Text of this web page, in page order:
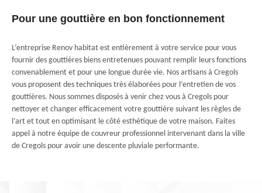
Pour une gouttière en bon fonctionnement
L’entreprise Renov habitat est entièrement à votre service pour vous
fournir des gouttières biens entretenues pouvant remplir leurs fonctions
convenablement et pour une longue durée vie. Nos artisans à Cregols
vous proposent des techniques très élaborées pour l’entretien de vos
gouttières. Nous sommes disposés à venir chez vous à Cregols pour
nettoyer et changer efficacement votre gouttière suivant les règles de
l’art et tout en optimisant le côté esthétique de votre maison. Faites
appel à notre équipe de couvreur professionnel intervenant dans la ville
de Cregols pour avoir une descente pluviale performante.